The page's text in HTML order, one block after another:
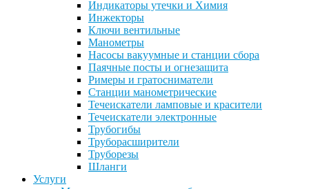
Индикаторы утечки и Химия
Инжекторы
Ключи вентильные
Манометры
Насосы вакуумные и станции сбора
Паячные посты и огнезащита
Римеры и гратосниматели
Станции манометрические
Течеискатели ламповые и красители
Течеискатели электронные
Трубогибы
Труборасширители
Труборезы
Шланги
Услуги